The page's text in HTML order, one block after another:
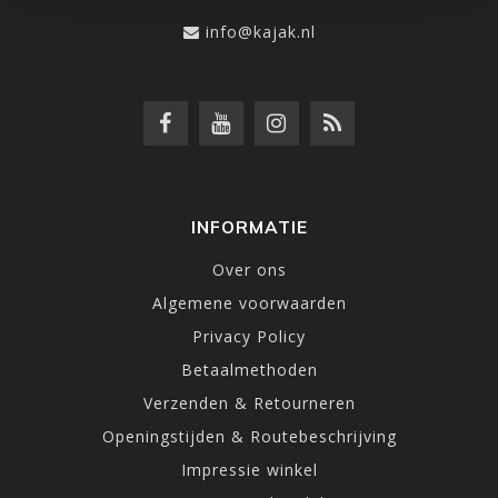
info@kajak.nl
INFORMATIE
Over ons
Algemene voorwaarden
Privacy Policy
Betaalmethoden
Verzenden & Retourneren
Openingstijden & Routebeschrijving
Impressie winkel